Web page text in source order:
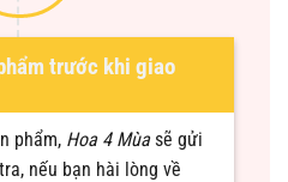
trước khi giao
phẩm, Hoa 4 Mùasẽ gửi
nếu bạn hài lòng về